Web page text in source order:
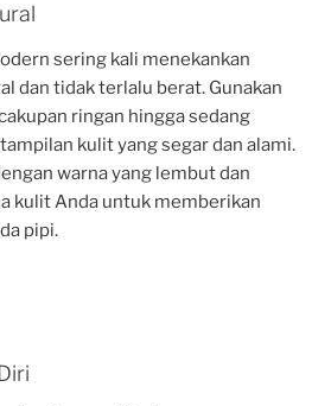
sering kali menekankan
dan tidak terlalu berat. Gunakan
ringan hingga sedang
kulit yang segar dan alami.
warna yang lembut dan
kulit Anda untuk memberikan
pipi.